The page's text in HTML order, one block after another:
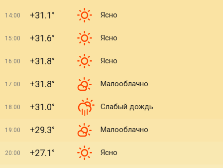
14:00 +31.1° Ясно
15:00 +31.6° Ясно
16:00 +31.8° Ясно
17:00 +31.8° Малооблачно
18:00 +31.0° Слабый дождь
19:00 +29.3° Малооблачно
20:00 +27.1° Ясно